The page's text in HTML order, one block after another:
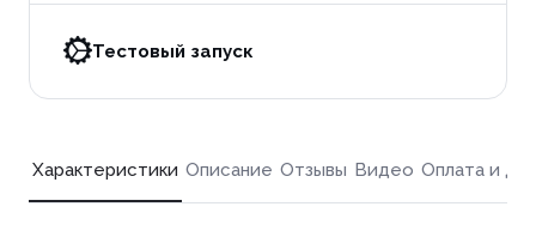
Тестовый запуск
Характеристики Описание Отзывы Видео Оплата и